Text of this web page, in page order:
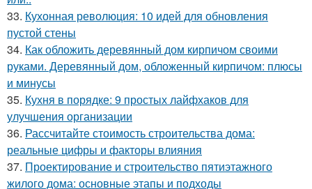
33. Кухонная революция: 10 идей для обновления
пустой стены
34. Как обложить деревянный дом кирпичом своими
руками. Деревянный дом, обложенный кирпичом: плюсы
и минусы
35. Кухня в порядке: 9 простых лайфхаков для
улучшения организации
36. Рассчитайте стоимость строительства дома:
реальные цифры и факторы влияния
37. Проектирование и строительство пятиэтажного
жилого дома: основные этапы и подходы